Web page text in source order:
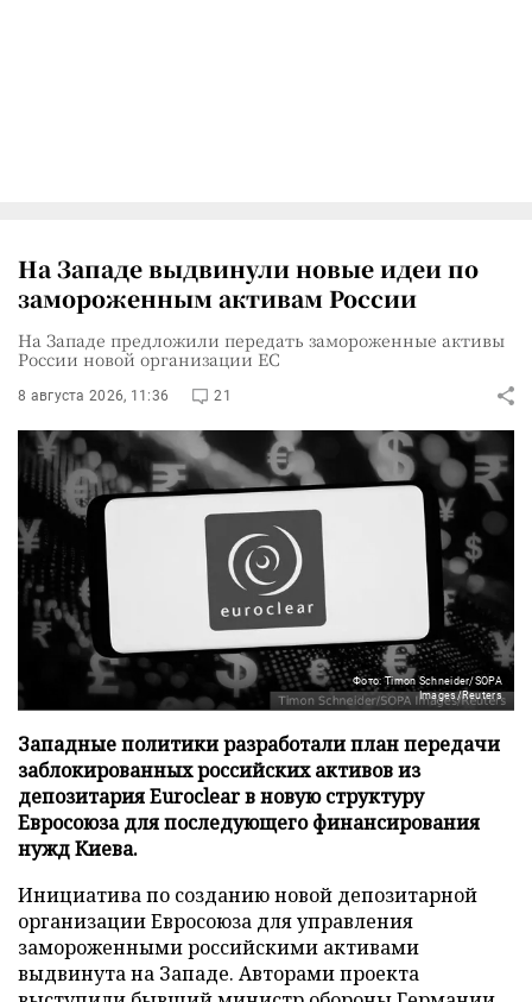
На Западе выдвинули новые идеи по
замороженным активам России
На Западе предложили передать замороженные активы
России новой организации ЕС
8 августа 2026, 11:36 21
Фото: Timon Schneider/SOPA
Images/Reuters
Западные политики разработали план передачи
заблокированных российских активов из
депозитария Euroclear в новую структуру
Евросоюза для последующего финансирования
нужд Киева.
Инициатива по созданию новой депозитарной
организации Евросоюза для управления
замороженными российскими активами
выдвинута на Западе. Авторами проекта